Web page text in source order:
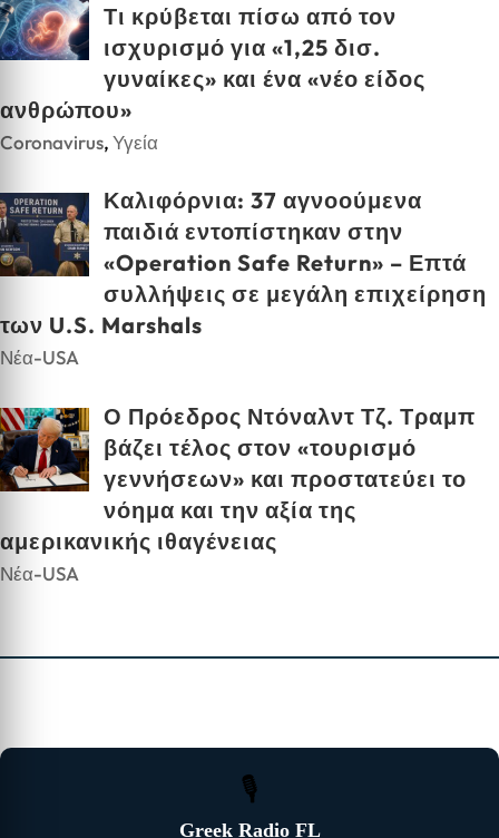
Τι κρύβεται πίσω από τον
ισχυρισμό για «1,25 δισ.
γυναίκες» και ένα «νέο είδος
ανθρώπου»
Coronavirus,Υγεία
Καλιφόρνια: 37 αγνοούμενα
παιδιά εντοπίστηκαν στην
«Operation Safe Return» – Επτά
συλλήψεις σε μεγάλη επιχείρηση
των U.S. Marshals
Νέα-USA
Ο Πρόεδρος Ντόναλντ Τζ. Τραμπ
βάζει τέλος στον «τουρισμό
γεννήσεων» και προστατεύει το
νόημα και την αξία της
αμερικανικής ιθαγένειας
Νέα-USA
🎙
Greek Radio FL